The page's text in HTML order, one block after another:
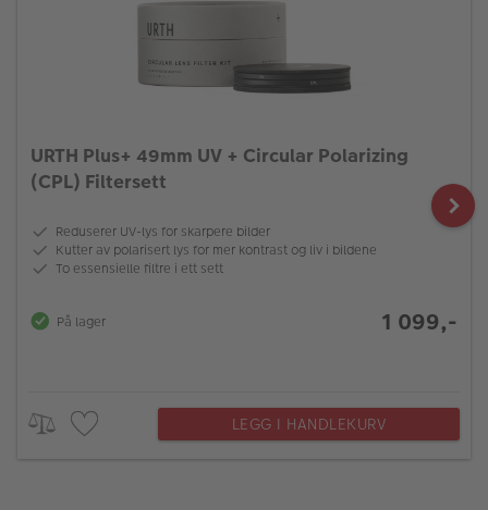
URTH Plus+ 49mm UV + Circular Polarizing
(CPL) Filtersett
Reduserer UV-lys for skarpere bilder
Kutter av polarisert lys for mer kontrast og liv i bildene
To essensielle filtre i ett sett
På lager 1 099,-
LEGG I HANDLEKURV